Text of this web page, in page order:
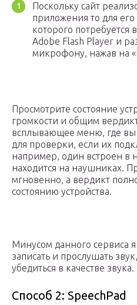
Поскольку сайт
приложения то для
которого потребуется
Adobe Flash Player и
микрофону, нажав на
Просмотрите состояние
громкости и общим
всплывающее меню, где
для проверки, если их
например, один встроен в
находится на наушниках.
мгновенно, а вердикт
состоянию устройства.
Минусом данного сервиса
записать и прослушать
убедиться в качестве звука.
Способ 2: SpeechPad